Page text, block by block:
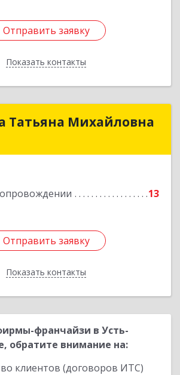
Отправить заявку
Показать контакты
Отправить заявку
Назад
Татьяна Михайловна
13
Отправить заявку
Показать контакты
Татьяна Михайловна
Отправить заявку
Назад
франчайзи в Усть-
обратите внимание на:
клиентов (договоров ИТС)